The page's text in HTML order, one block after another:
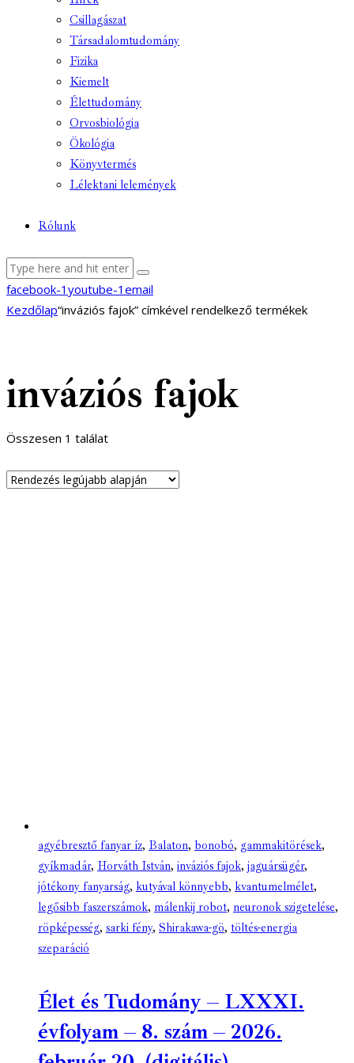
Csillagászat
Társadalomtudomány
Fizika
Kiemelt
Élettudomány
Orvosbiológia
Ökológia
Könyvtermés
Lélektani lelemények
Rólunk
facebook-1 youtube-1 email
Kezdőlap“inváziós fajok” címkével rendelkező termékek
inváziós fajok
Összesen 1 találat
agyébresztő fanyar íz, Balaton, bonobó, gammakitörések,
gyíkmadár, Horváth István, inváziós fajok, jaguársügér,
jótékony fanyarság, kutyával könnyebb, kvantumelmélet,
legősibb faszerszámok, málenkij robot, neuronok szigetelése,
röpképesség, sarki fény, Shirakawa-gö, töltés-energia
szeparáció
Élet és Tudomány – LXXXI.
évfolyam – 8. szám – 2026.